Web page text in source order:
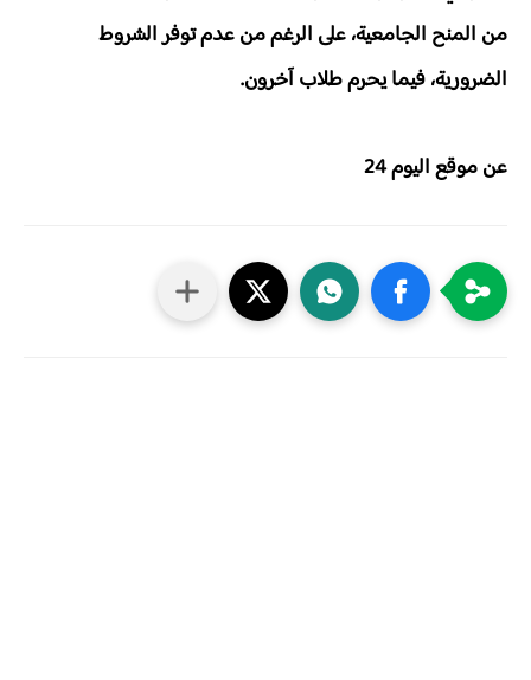
من المنح الجامعية، على الرغم من عدم توفر الشروط
الضرورية، فيما يحرم طلاب آخرون.
عن موقع اليوم 24